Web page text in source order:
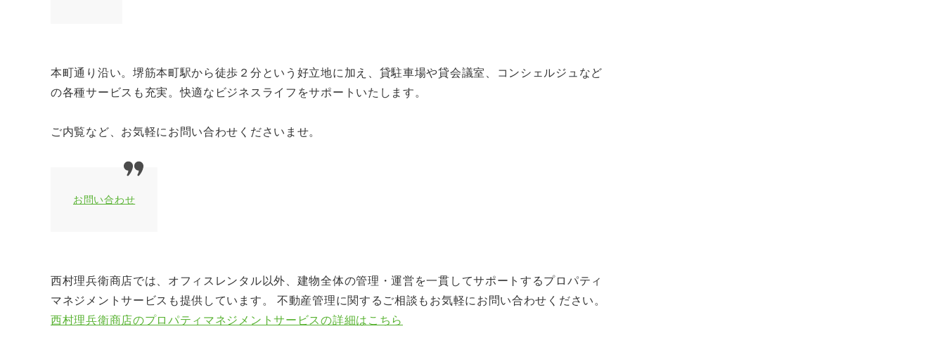
本町通り沿い。堺筋本町駅から徒歩２分という好立地に加え、貸駐車場や貸会議室、コンシェルジュなど
の各種サービスも充実。快適なビジネスライフをサポートいたします。
ご内覧など、お気軽にお問い合わせくださいませ。
お問い合わせ
西村理兵衛商店では、オフィスレンタル以外、建物全体の管理・運営を一貫してサポートするプロパティ
マネジメントサービスも提供しています。 不動産管理に関するご相談もお気軽にお問い合わせください。
西村理兵衛商店のプロパティマネジメントサービスの詳細はこちら